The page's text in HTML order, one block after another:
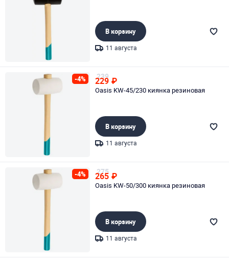
В корзину
11 августа
-4% 239
229 ₽
Oasis KW-45/230 киянка резиновая
В корзину
11 августа
-4% 275
265 ₽
Oasis KW-50/300 киянка резиновая
В корзину
11 августа